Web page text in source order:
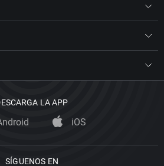
LA APP
iOS
SÍGUENOS EN